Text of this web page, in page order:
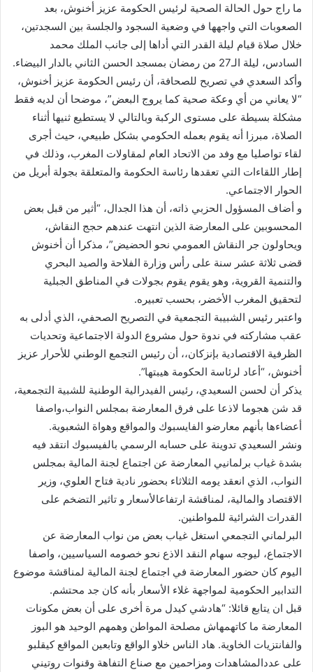
ما راج حول الحالة الصحية لرئيس الحكومة عزيز أخنوش، بعد
الصعوبات التي واجهها في وضعية السجود والجلسة بين السجدتين،
خلال صلاة قيام ليلة القدر التي أداها إلى جانب الملك محمد
السادس، ليلة الـ27 من رمضان بمسجد الحسن الثاني بالدار البيضاء.
وأكد السعدي في تصريح للصحافة، أن رئيس الحكومة عزيز أخنوش،
“لا يعاني من أي وعكة صحية كما يروج البعض”، موضحا أن لديه فقط
مشكلة بسيطة على مستوى الركبة وبالتالي لا يستطيع ثنيها أثناء
الصلاة، مبرزا أنه يقوم بعمله الحكومي بشكل طبيعي، حيث أجرى
لقاء تواصليا مع وفد من الاتحاد العام لمقاولات المغرب، وذلك في
إطار اللقاءات التي تعقدها رئاسة الحكومة والمتعلقة بجولة أبريل من
الحوار الاجتماعي.
و أضاف المسؤول الحزبي ذاته، أن هذا الجدال، “أثير من قبل بعض
المحسوبين على المعارضة الذين انتهت عندهم حجج النقاش،
ويحاولون جر النقاش العمومي نحو الحضيض”، مذكرا أن أخنوش
قضى ثلاثة عشر سنة على رأس وزارة الفلاحة والصيد البحري
والتنمية القروية، وهو يقوم يقوم بجولات في المناطق الجبلية
لتحقيق المغرب الأخضر، بحسب تعبيره.
واعتبر رئيس الشبيبة التجمعية في التصريح الصحفي، الذي أدلى به
عقب مشاركته في ندوة حول مشروع الدولة الاجتماعية وتحديات
الظرفية الاقتصادية بإنزكان،، أن رئيس التجمع الوطني للأحرار عزيز
أخنوش، “أعاد لرئاسة الحكومة هيبتها”.
يذكر أن لحسن السعيدي، رئيس الفيدرالية الوطنية للشبية التجمعية،
قد شن هجوما لاذعا على فرق المعارضة بمجلس النواب،واصفا
أعضاءها بأنهم معارضو الفايسبوك والمواقع وهواة الشعبوية.
ونشر السعيدي تدوينة على حسابه الرسمي بالفيسبوك انتقد فيه
بشدة غياب برلمانيي المعارضة عن اجتماع لجنة المالية بمجلس
النواب، الذي انعقد يومه الثلاثاء بحضور نادية فتاح العلوي، وزير
الاقتصاد والمالية، لمناقشة ارتفاعالأسعار و تاثير التضخم على
القدرات الشرائية للمواطنين.
البرلماني التجمعي استغل غياب بعض من نواب المعارضة عن
الاجتماع، ليوجه سهام النقد الاذع نحو خصومه السياسيين، واصفا
اليوم كان حضور المعارضة في اجتماع لجنة المالية لمناقشة موضوع
التدابير الحكومية لمواجهة غلاء الأسعار بأنه كان جد محتشم.
قبل ان يتابع قائلا: “هادشي كيدل مرة أخرى على أن بعض مكونات
المعارضة ما كاتهمهاش مصلحة المواطن وهمهم الوحيد هو البوز
والفانتزيات الخاوية. هاد الناس خلاو الواقع وتابعين المواقع كيقلبو
على عددالمشاهدات ومزاحمين مع صناع التفاهة وقنوات روتيني